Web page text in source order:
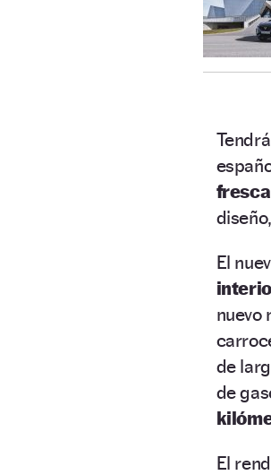
fresca
El
nuevo
de
de
El